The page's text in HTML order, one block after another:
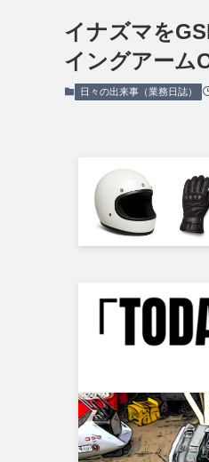
イナズマを
イングアーム
日々の出来事（業務日誌）